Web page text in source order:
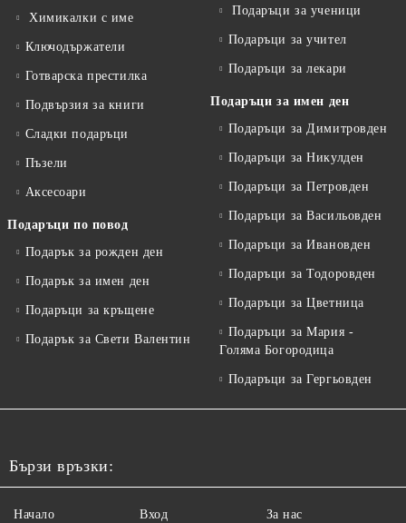
Химикалки с име
Ключодържатели
Готварска престилка
Подвързия за книги
Сладки подаръци
Пъзели
Аксесоари
Подаръци по повод
Подарък за рожден ден
Подарък за имен ден
Подаръци за кръщене
Подарък за Свети Валентин
Подаръци за ученици
Подаръци за учител
Подаръци за лекари
Подаръци за имен ден
Подаръци за Димитровден
Подаръци за Никулден
Подаръци за Петровден
Подаръци за Васильовден
Подаръци за Ивановден
Подаръци за Тодоровден
Подаръци за Цветница
Подаръци за Мария -
Голяма Богородица
Подаръци за Гергьовден
Бързи връзки:
Начало Вход За нас